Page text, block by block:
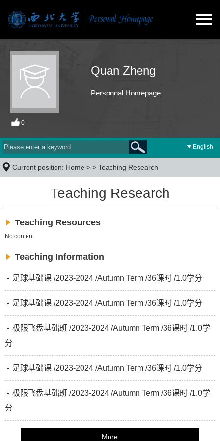
Quan Zheng
Personnal Homepage
0
English
Current position: Home > > Teaching Research
Teaching Research
Teaching Resources
No content
Teaching Information
足球基础课 /2023-2024 /Autumn Term /36课时 /1.0学分
足球基础课 /2023-2024 /Autumn Term /36课时 /1.0学分
极限飞盘基础班 /2023-2024 /Autumn Term /36课时 /1.0学
分
足球基础课 /2023-2024 /Autumn Term /36课时 /1.0学分
极限飞盘基础班 /2023-2024 /Autumn Term /36课时 /1.0学
分
More